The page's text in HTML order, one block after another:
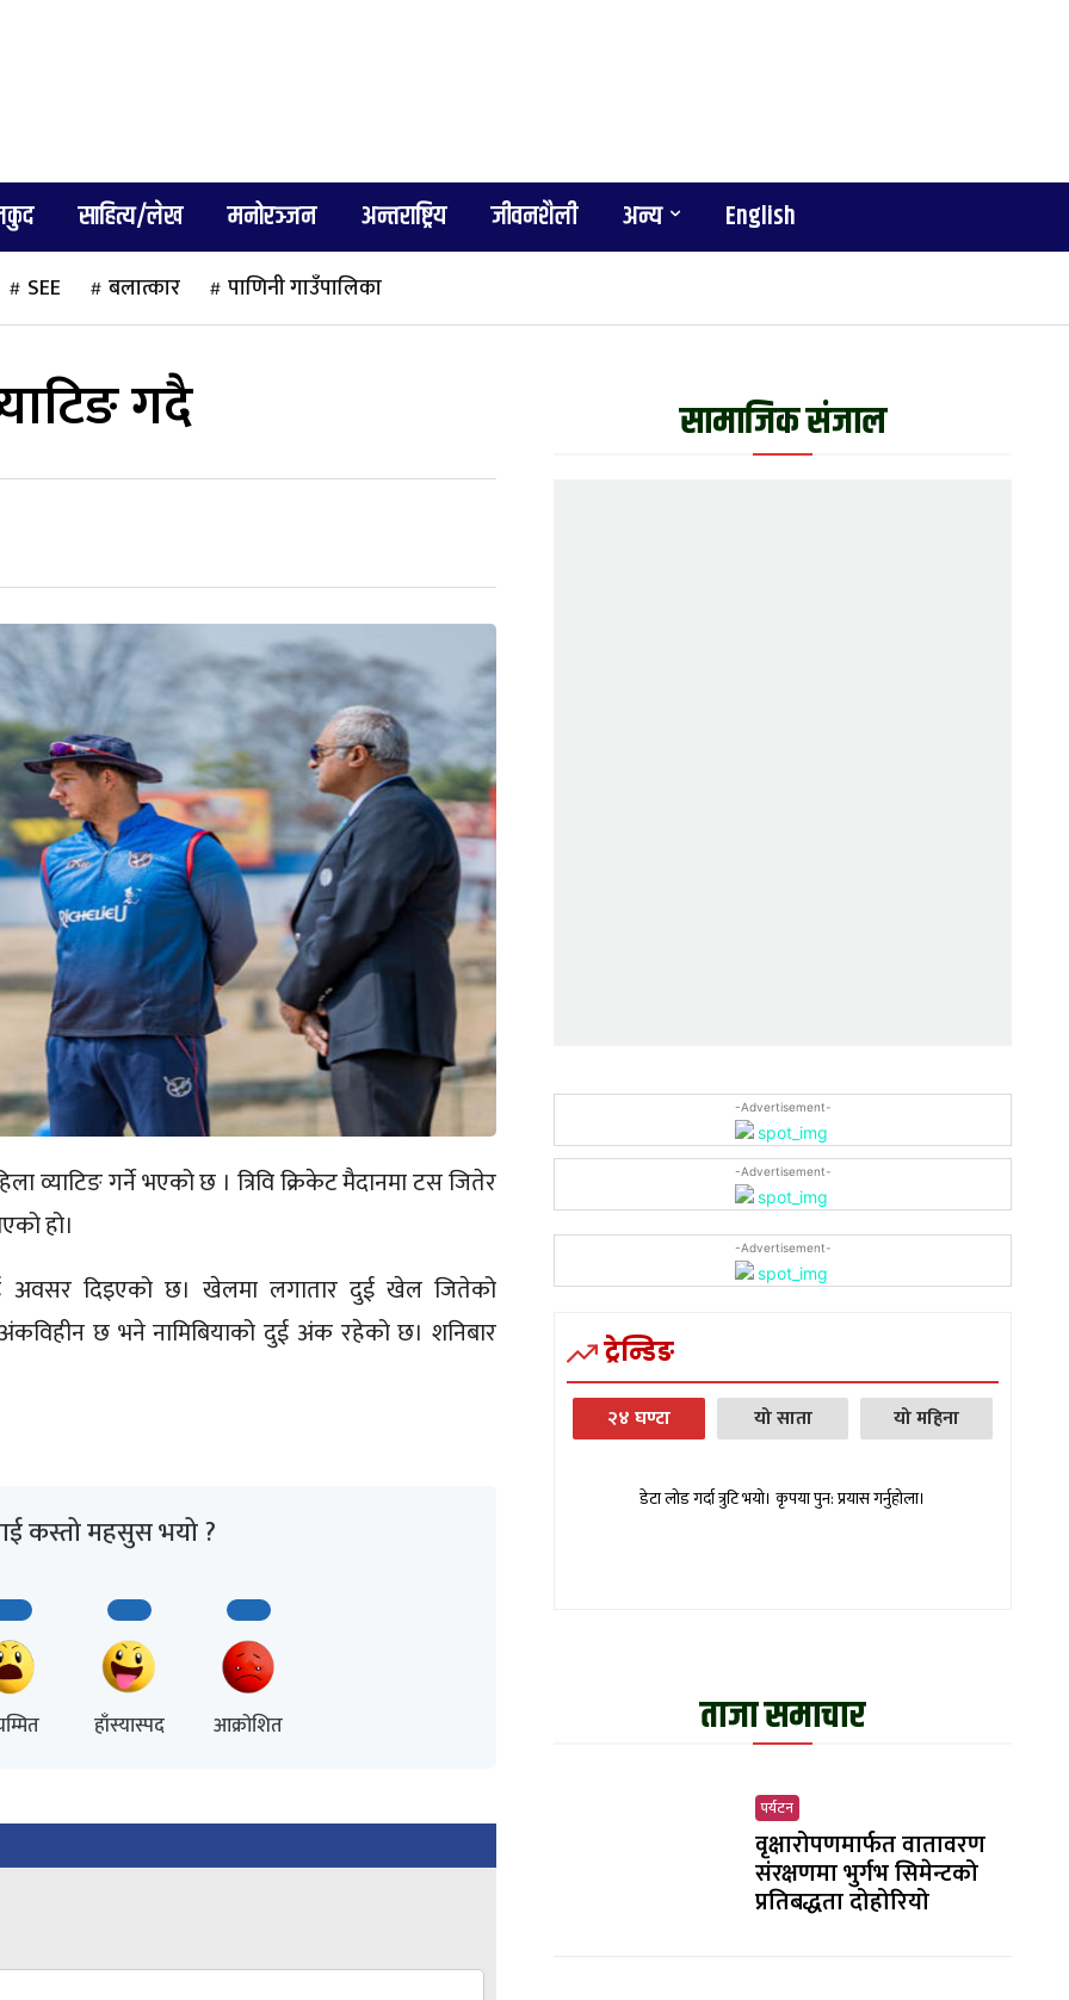
साहित्य/लेख मनोरञ्जन अन्तराष्ट्रिय जीवनशैली अन्य English
SEE बलात्कार पाणिनी गाउँपालिका
गदै
व्याटिङ गर्ने भएको छ । त्रिवि क्रिकेट मैदानमा टस जितेर
हो।
दिइएको छ। खेलमा लगातार दुई खेल जितेको
छ भने नामिबियाको दुई अंक रहेको छ। शनिबार
कस्तो महसुस भयो ?
हाँस्यास्पद आक्रोशित
सामाजिक संजाल
-Advertisement-
-Advertisement-
-Advertisement-
ट्रेन्डिङ
२४ घण्टा यो साता यो महिना
डेटा लोड गर्दा त्रुटि भयो। कृपया पुन: प्रयास गर्नुहोला।
ताजा समाचार
पर्यटन
वृक्षारोपणमार्फत वातावरण
संरक्षणमा भुर्गभ सिमेन्टको
प्रतिबद्धता दोहोरियो